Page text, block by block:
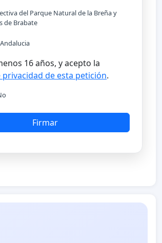
del Parque Natural de la Breña y
de Brabate
16 años, y acepto la
de esta petición.
Firmar